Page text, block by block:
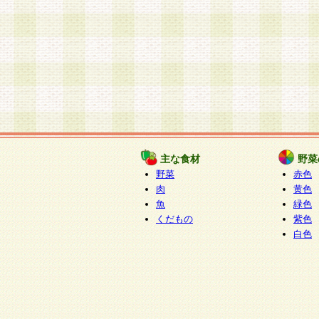
主な食材
野菜
肉
魚
くだもの
野
赤色
黄色
緑色
紫色
白色